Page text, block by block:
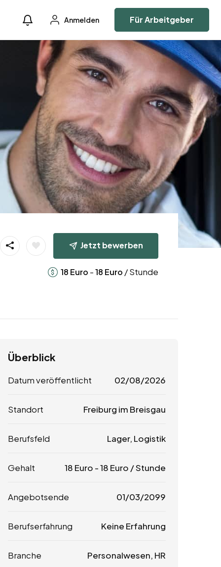
Anmelden Für Arbeitgeber
Jetzt bewerben
18 Euro -18 Euro / Stunde
Überblick
Datum veröffentlicht 02/08/2026
Standort Freiburg im Breisgau
Berufsfeld Lager, Logistik
Gehalt 18 Euro -18 Euro / Stunde
Angebotsende 01/03/2099
Berufserfahrung Keine Erfahrung
Branche Personalwesen, HR